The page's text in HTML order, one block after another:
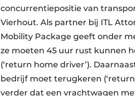
concurrentiepositie van
Vierhout. Als partner bij ITL
Mobility Package geeft onder
ze moeten 45 uur rust kunnen
(‘return home driver’).
bedrijf moet terugkeren
verder dat een vrachtwagen